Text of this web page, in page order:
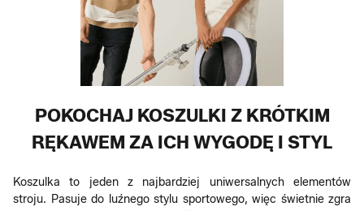
POKOCHAJ KOSZULKI Z KRÓTKIM
RĘKAWEM ZA ICH WYGODĘ I STYL
Koszulka to jeden z najbardziej uniwersalnych elementów
stroju. Pasuje do luźnego stylu sportowego, więc świetnie zgra